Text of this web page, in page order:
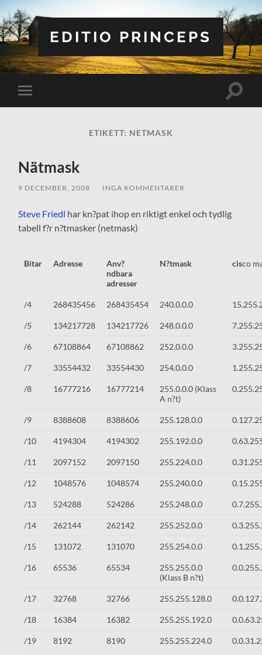
EDITIO PRINCEPS
Slå
på/av
Slå
ETIKETT: NETMASK
Nätmask
9 DECEMBER, 2008 INGA KOMMENTARER
Steve Friedl har kn?pat ihop en riktigt enkel och tydlig
tabell f?r n?tmasker (netmask)
Bitar Adresse
Anv?
ndbara
adresser
N?tmask cisco
/4 268435456 268435454 240.0.0.0
/5 134217728 134217726 248.0.0.0
/6 67108864 67108862 252.0.0.0
/7 33554432 33554430 254.0.0.0
/8 16777216 16777214
255.0.0.0 (Klass
A n?t)
/9 8388608 8388606 255.128.0.0
/10 4194304 4194302 255.192.0.0
/11 2097152 2097150 255.224.0.0
/12 1048576 1048574 255.240.0.0
/13 524288 524286 255.248.0.0
/14 262144 262142 255.252.0.0
/15 131072 131070 255.254.0.0
/16 65536 65534
255.255.0.0
(Klass B n?t)
/17 32768 32766 255.255.128.0
/18 16384 16382 255.255.192.0
/19 8192 8190 255.255.224.0